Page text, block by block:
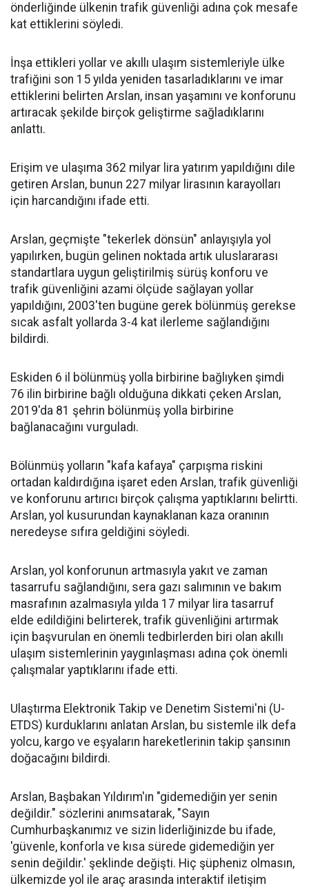
önderliğinde ülkenin trafik güvenliği adına çok mesafe
kat ettiklerini söyledi.
İnşa ettikleri yollar ve akıllı ulaşım sistemleriyle ülke
trafiğini son 15 yılda yeniden tasarladıklarını ve imar
ettiklerini belirten Arslan, insan yaşamını ve konforunu
artıracak şekilde birçok geliştirme sağladıklarını
anlattı.
Erişim ve ulaşıma 362 milyar lira yatırım yapıldığını dile
getiren Arslan, bunun 227 milyar lirasının karayolları
için harcandığını ifade etti.
Arslan, geçmişte "tekerlek dönsün" anlayışıyla yol
yapılırken, bugün gelinen noktada artık uluslararası
standartlara uygun geliştirilmiş sürüş konforu ve
trafik güvenliğini azami ölçüde sağlayan yollar
yapıldığını, 2003'ten bugüne gerek bölünmüş gerekse
sıcak asfalt yollarda 3-4 kat ilerleme sağlandığını
bildirdi.
Eskiden 6 il bölünmüş yolla birbirine bağlıyken şimdi
76 ilin birbirine bağlı olduğuna dikkati çeken Arslan,
2019'da 81 şehrin bölünmüş yolla birbirine
bağlanacağını vurguladı.
Bölünmüş yolların "kafa kafaya" çarpışma riskini
ortadan kaldırdığına işaret eden Arslan, trafik güvenliği
ve konforunu artırıcı birçok çalışma yaptıklarını belirtti.
Arslan, yol kusurundan kaynaklanan kaza oranının
neredeyse sıfıra geldiğini söyledi.
Arslan, yol konforunun artmasıyla yakıt ve zaman
tasarrufu sağlandığını, sera gazı salımının ve bakım
masrafının azalmasıyla yılda 17 milyar lira tasarruf
elde edildiğini belirterek, trafik güvenliğini artırmak
için başvurulan en önemli tedbirlerden biri olan akıllı
ulaşım sistemlerinin yaygınlaşması adına çok önemli
çalışmalar yaptıklarını ifade etti.
Ulaştırma Elektronik Takip ve Denetim Sistemi'ni (U-
ETDS) kurduklarını anlatan Arslan, bu sistemle ilk defa
yolcu, kargo ve eşyaların hareketlerinin takip şansının
doğacağını bildirdi.
Arslan, Başbakan Yıldırım'ın "gidemediğin yer senin
değildir." sözlerini anımsatarak, "Sayın
Cumhurbaşkanımız ve sizin liderliğinizde bu ifade,
'güvenle, konforla ve kısa sürede gidemediğin yer
senin değildir.' şeklinde değişti. Hiç şüpheniz olmasın,
ülkemizde yol ile araç arasında interaktif iletişim